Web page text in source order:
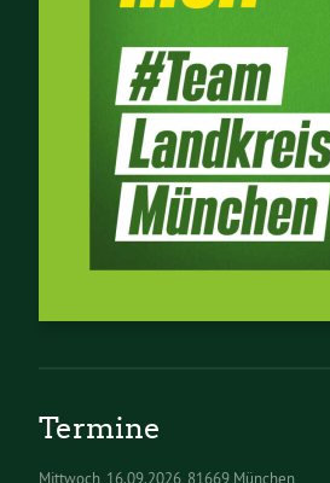
Termine
Mittwoch 16.09.2026 81669 München